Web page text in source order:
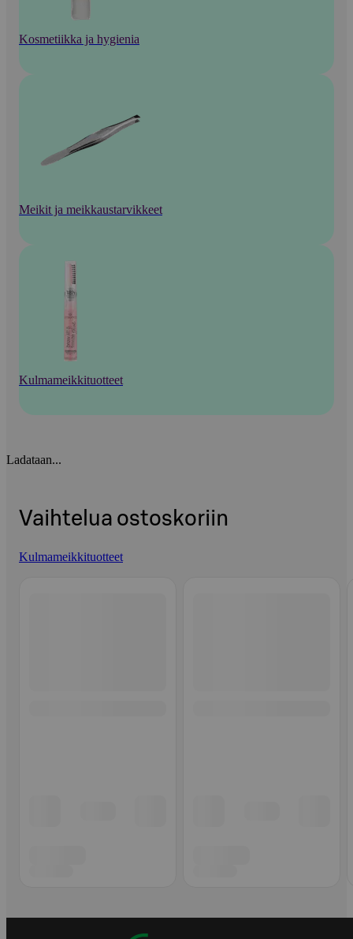
Kosmetiikka ja hygienia
Meikit ja meikkaustarvikkeet
Kulmameikkituotteet
Ladataan...
Vaihtelua ostoskoriin
Kulmameikkituotteet